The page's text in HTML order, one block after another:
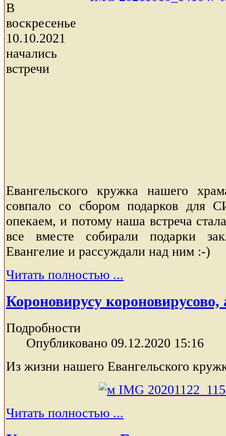
В
воскресенье
10.10.2021
начались
встречи
Евангельского кружка нашего
совпало со сбором подарков для
опекаем, и потому наша встреча
все вместе собирали подарки
Евангелие и рассуждали над ним :-)
Читать полностью ...
Короновирусу короновирусово,
Подробности
Опубликовано 09.12.2020 15:16
Из жизни нашего Евангельского
Читать полностью ...